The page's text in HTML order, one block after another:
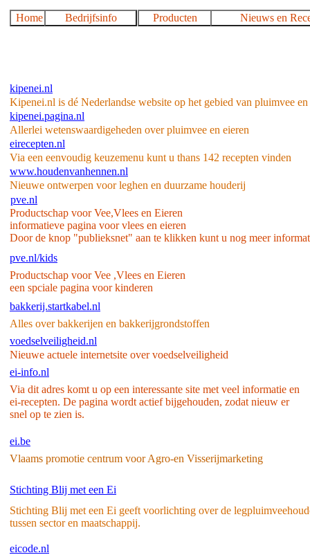
Productschap voor Vee,Vlees en Eieren
informatieve pagina voor vlees en eieren
Door de knop "publieksnet" aan te klikken kunt u nog meer
Productschap voor Vee ,Vlees en Eieren
een spciale pagina voor kinderen
Nieuwe actuele internetsite over voedselveiligheid
Via dit adres komt u op een interessante site met veel informatie en
ei-recepten. De pagina wordt actief bijgehouden, zodat nieuw er
snel op te zien is.
Nieuwe ontwerpen voor leghen en duurzame houderij
Vlaams promotie centrum voor Agro-en Visserijmarketing
Via een eenvoudig keuzemenu kunt u thans 142 recepten vinden
Stichting Blij met een Ei geeft voorlichting over de
tussen sector en maatschappij.
Kipenei.nl is dé Nederlandse website op het gebied van pluimvee en
Allerlei wetenswaardigeheden over pluimvee en eieren
Alles over bakkerijen en bakkerijgrondstoffen
pve.nl
pve.nl/kids
voedselveiligheid.nl
ei-info.nl
www.houdenvanhennen.nl
ei.be
eirecepten.nl
Stichting Blij met een Ei
kipenei.nl
kipenei.pagina.nl
bakkerij.startkabel.nl
eicode.nl